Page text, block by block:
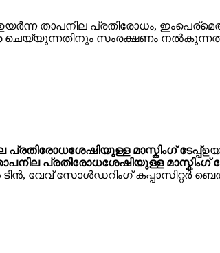
താപനില പ്രതിരോധം,
ചെയ്യുന്നതിനും സംരക്ഷണം
പ്രതിരോധശേഷിയുള്ള മാസ്കിംഗ് ടേപ്പ്
പ്രതിരോധശേഷിയുള്ള മാസ്കിംഗ്
വേവ് സോൾഡറിംഗ് കപ്പാസിറ്റർ